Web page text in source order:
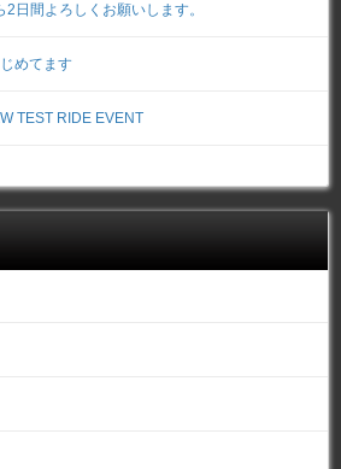
2日間よろしくお願いします。
めてます
TEST RIDE EVENT